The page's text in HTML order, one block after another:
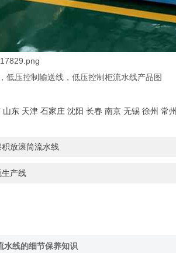
低压控制输送线，低压控制柜流水线产品图
山东 天津 石家庄 沈阳 长春 南京 无锡 徐州 常州
积放滚筒流水线
生产线
水线的细节保养知识